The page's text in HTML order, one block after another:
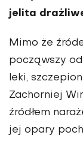
jelita
Mimo że
począwszy
leki,
Zachorniej
źródłem
jej opary